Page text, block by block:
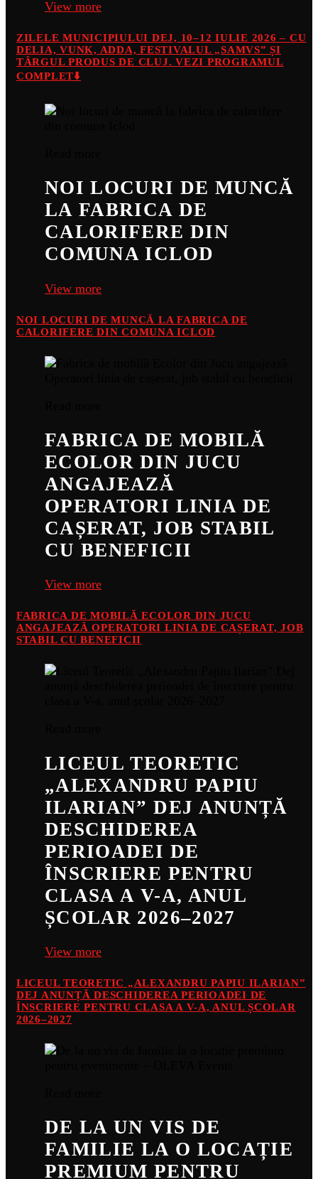
View more
ZILELE MUNICIPIULUI DEJ, 10–12 IULIE 2026 – CU
DELIA, VUNK, ADDA, FESTIVALUL „SAMVS” ȘI
TÂRGUL PRODUS DE CLUJ. VEZI PROGRAMUL
COMPLET⬇️
NOI LOCURI DE MUNCĂ
LA FABRICA DE
CALORIFERE DIN
COMUNA ICLOD
View more
NOI LOCURI DE MUNCĂ LA FABRICA DE
CALORIFERE DIN COMUNA ICLOD
FABRICA DE MOBILĂ
ECOLOR DIN JUCU
ANGAJEAZĂ
OPERATORI LINIA DE
CAȘERAT, JOB STABIL
CU BENEFICII
View more
FABRICA DE MOBILĂ ECOLOR DIN JUCU
ANGAJEAZĂ OPERATORI LINIA DE CAȘERAT, JOB
STABIL CU BENEFICII
LICEUL TEORETIC
„ALEXANDRU PAPIU
ILARIAN” DEJ ANUNȚĂ
DESCHIDEREA
PERIOADEI DE
ÎNSCRIERE PENTRU
CLASA A V-A, ANUL
ȘCOLAR 2026–2027
View more
LICEUL TEORETIC „ALEXANDRU PAPIU ILARIAN”
DEJ ANUNȚĂ DESCHIDEREA PERIOADEI DE
ÎNSCRIERE PENTRU CLASA A V-A, ANUL ȘCOLAR
2026–2027
DE LA UN VIS DE
FAMILIE LA O LOCAȚIE
PREMIUM PENTRU